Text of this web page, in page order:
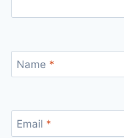
Name *
Email *